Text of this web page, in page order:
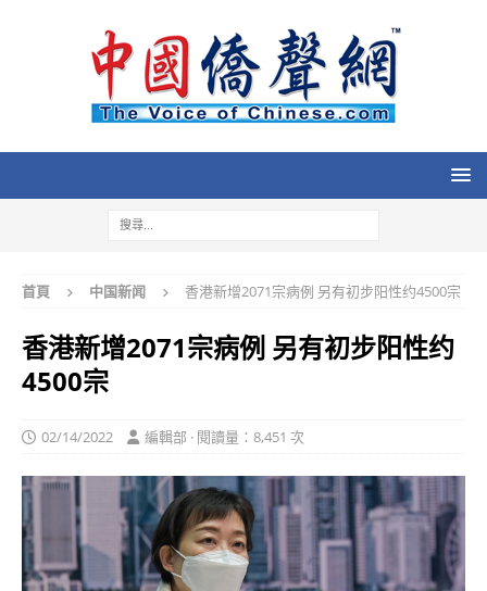
首頁 中国新闻 香港新增2071宗病例 另有初步阳性约4500宗
香港新增2071宗病例 另有初步阳性约
4500宗
02/14/2022 編輯部 · 閱讀量：8,451 次